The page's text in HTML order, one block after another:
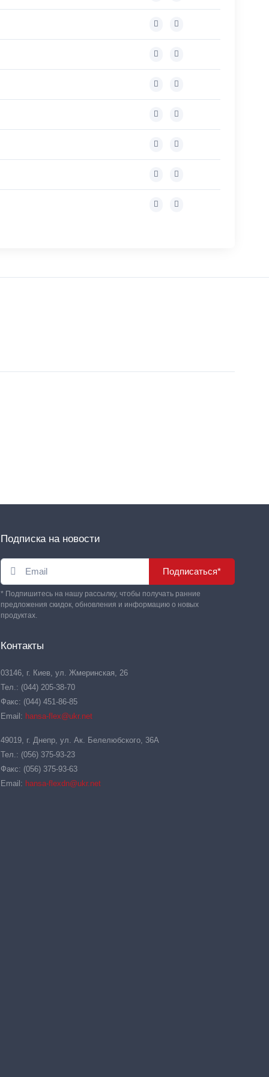
Подписка на новости
Подписаться*
* Подпишитесь на нашу рассылку, чтобы получать ранние
предложения скидок, обновления и информацию о новых
продуктах.
Контакты
03146, г. Киев, ул. Жмеринская, 26
Тел.: (044) 205-38-70
Факс: (044) 451-86-85
Email: hansa-flex@ukr.net
49019, г. Днепр, ул. Ак. Белелюбского, 36А
Тел.: (056) 375-93-23
Факс: (056) 375-93-63
Email: hansa-flexdn@ukr.net